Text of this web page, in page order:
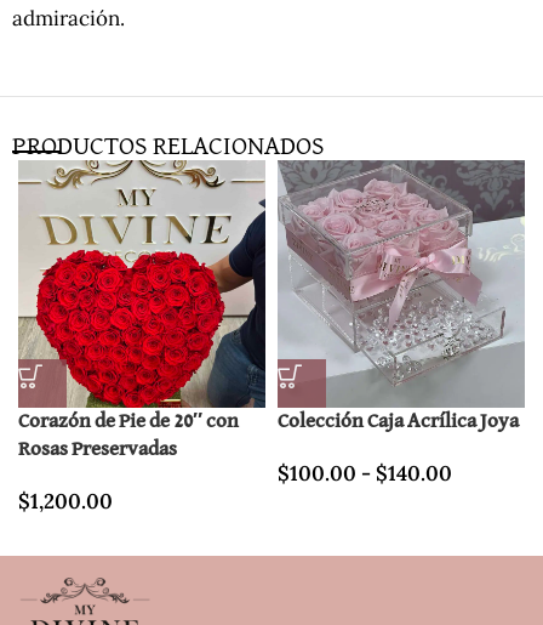
admiración.
PRODUCTOS RELACIONADOS
Corazón de Pie de 20″ con
Rosas Preservadas
$1,200.00
Colección Caja Acrílica Joya
$100.00 - $140.00